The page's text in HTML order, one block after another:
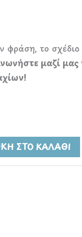
φράση, το σχέδιο
μαζί μας
ΣΤΟ ΚΑΛΆΘΙ